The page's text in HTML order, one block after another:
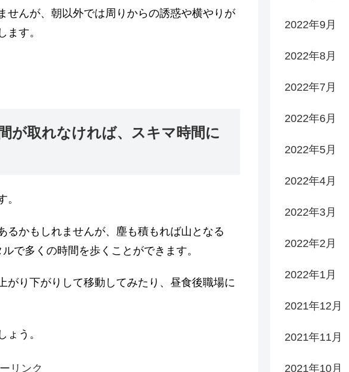
せんが、朝以外では周りからの誘惑や横やりが
す。
が取れなければ、スキマ時間に
かもしれませんが、塵も積もれば山となる
で多くの時間を歩くことができます。
がり下がりして移動してみたり、昼食後職場に
う。
リンク
2022年9月
2022年8月
2022年7月
2022年6月
2022年5月
2022年4月
2022年3月
2022年2月
2022年1月
2021年12月
2021年11月
2021年10月